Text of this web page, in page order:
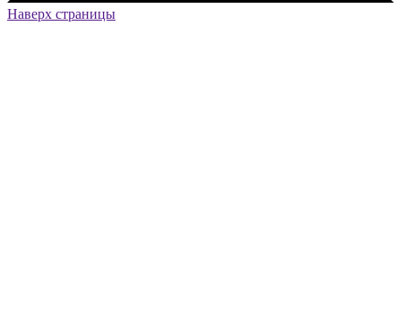
Наверх страницы